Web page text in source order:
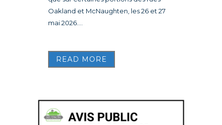
Oakland et McNaughten, les 26 et 27
mai 2026....
READ MORE